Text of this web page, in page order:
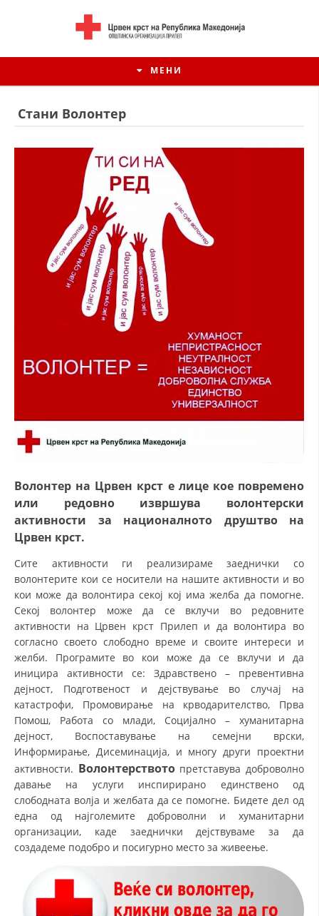
МЕНИ
ИСТОРИЈАТ НА ЦКРСМ
ИСТОРИЈАТ НА ДВИЖЕЊЕТО
СТРУКТУРА НА ОРГАНИЗАЦИЈАТА
КОНТАКТ ИНФОРМАЦИИ
ЧЛЕНСТВО ВО ПРОФЕСИОНАЛНИ ТЕЛА
ЗАКОН ЗА ЦКРМ
РАКОВОДЕН ОДБОР
СТРУКТУРА И ОРГАНИЗАЦИОНА ПОСТАВЕНОСТ
ДИСЕМИНАЦИЈА
MЕЃУНАРОДНО ХУМАНИТАРНО ПРАВО
ПРОМОЦИЈА НА ХУМАНИ ВРЕДНОСТИ
УПОТРЕБА И ЗАШТИТА НА АМБЛЕМОТ
СОЦИЈАЛНО ХУМАНИТАРНА ДЕЈНОСТ
КАКО ДА ДОНИРАТЕ
ПОДГОТВЕНОСТ И ДЕЈСТВО ПРИ КАТАСТРОФИ
ТИМОВИ НА ООЦК
ПРОЕКТИ – ПОДГОТВЕНОСТ И ДЕЈСТВУВАЊЕ ПРИ КАТАСТРОФИ
Стани Волонтер
Волонтер на Црвен крст е лице кое повремено
или редовно извршува волонтерски
активности за националното друштво на
Црвен крст.
Сите активности ги реализираме заеднички со
волонтерите кои се носители на нашите активности и во
кои може да волонтира секој кој има желба да помогне.
Секој волонтер може да се вклучи во редовните
активности на Црвен крст Прилеп и да волонтира во
согласно своето слободно време и своите интереси и
желби. Програмите во кои може да се вклучи и да
иницира активности се: Здравствено – превентивна
дејност, Подготвеност и дејствување во случај на
катастрофи, Промовирање на крводарителство, Прва
Помош, Работа со млади, Социјално – хуманитарна
дејност, Воспоставување на семејни врски,
Информирање, Дисеминација, и многу други проектни
активности. Волонтерствотопретставува доброволно
давање на услуги инспирирано единствено од
слободната волја и желбата да се помогне. Бидете дел од
една од најголемите доброволни и хуманитарни
организации, каде заеднички дејствуваме за да
создадеме подобро и посигурно место за живеење.